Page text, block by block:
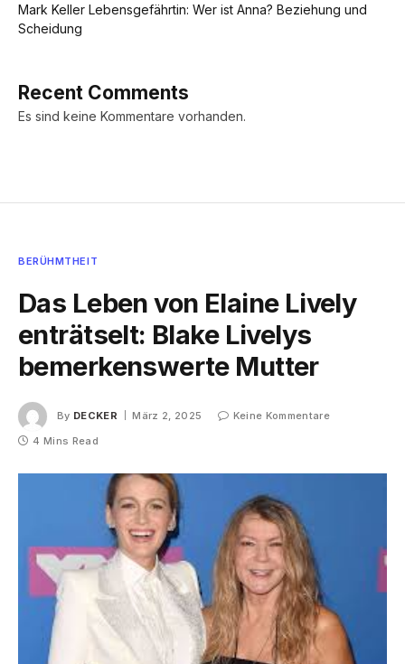
Mark Keller Lebensgefährtin: Wer ist Anna? Beziehung und
Scheidung
Recent Comments
Es sind keine Kommentare vorhanden.
BERÜHMTHEIT
Das Leben von Elaine Lively
enträtselt: Blake Livelys
bemerkenswerte Mutter
By DECKER März 2, 2025
Keine Kommentare
4 Mins Read